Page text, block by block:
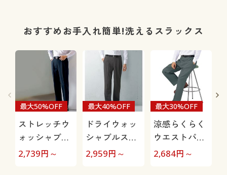
おすすめお手入れ簡単!洗えるスラックス
ストレッチウ
ォッシャブル
スラックス(ツ
最大50%OFF
2,739円～
ドライウォッ
シャブルスラ
ックス(ツータ
最大40%OFF
2,959円～
涼感らくらく
ウエストパン
ツ(ウエストホ
最大30%OFF
2,684円～